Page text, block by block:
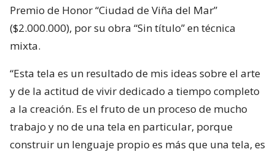
Premio de Honor “Ciudad de Viña del Mar”
($2.000.000), por su obra “Sin título” en técnica
mixta.
“Esta tela es un resultado de mis ideas sobre el arte
y de la actitud de vivir dedicado a tiempo completo
a la creación. Es el fruto de un proceso de mucho
trabajo y no de una tela en particular, porque
construir un lenguaje propio es más que una tela, es